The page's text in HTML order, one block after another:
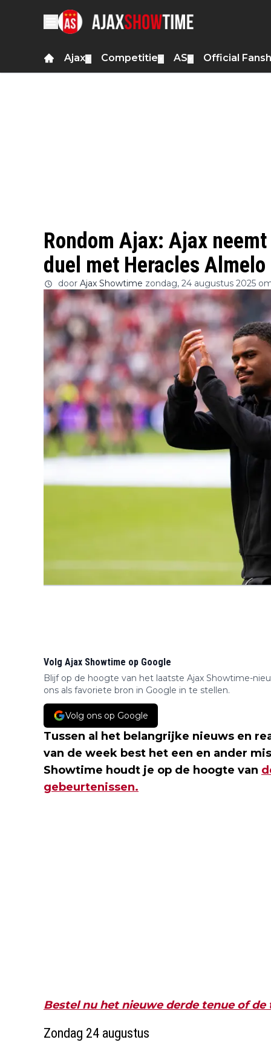
Ajax Competitie AS Official
Rondom Ajax: Ajax
duel met Heracles Almelo
door Ajax Showtime zondag, 24 augustus 2025
Volg Ajax Showtime op Google
Blijf op de hoogte van het laatste Ajax Showtime-
ons als favoriete bron in Google in te stellen.
Volg ons op Google
Tussen al het belangrijke nieuws en
van de week best het een en ander
Showtime houdt je op de hoogte van
gebeurtenissen.
Bestel nu het nieuwe derde tenue of
Zondag 24 augustus